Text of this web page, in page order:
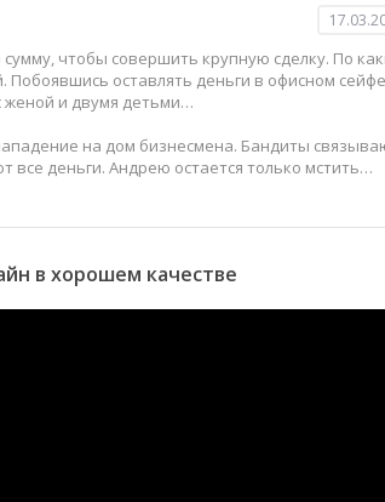
чтобы совершить крупную сделку. По
оставлять деньги в офисном
женой и двумя детьми…
на дом бизнесмена. Бандиты
все деньги. Андрею остается только мстить…
в хорошем качестве